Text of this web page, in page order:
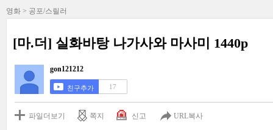
영화 > 공포/스릴러
[마.더] 실화바탕 나가사와 마사미 1440p
gon121212
친구추가 17
파일더보기 쪽지 신고 URL복사